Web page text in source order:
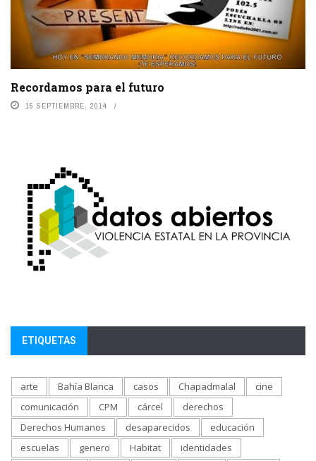
Recordamos para el futuro
15 SEPTIEMBRE, 2014
ETIQUETAS
arte Bahía Blanca casos Chapadmalal
cine
comunicación
CPM cárcel
derechos
Derechos Humanos
desaparecidos
educación
escuelas
genero Habitat
identidades